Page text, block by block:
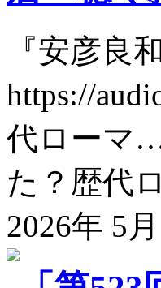
『安彦良
https://
代ローマ
た？歴代
2026年 5